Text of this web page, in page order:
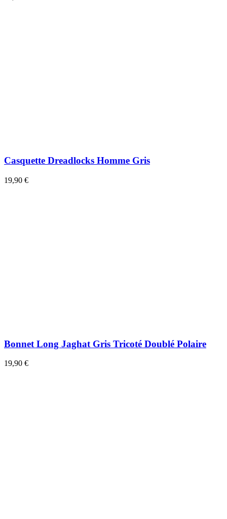
Casquette Dreadlocks Homme Gris
19,90 €
Bonnet Long Jaghat Gris Tricoté Doublé Polaire
19,90 €